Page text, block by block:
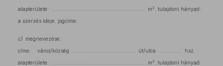
alapterülete: ............................................................... m 2
, tulajdoni hányad:
a szerzés ideje, jogcíme:
c) megnevezése:
címe: város/község ........................................... út/utca ................ hsz.
alapterülete: ............................................................... m 2
, tulajdoni hányad: